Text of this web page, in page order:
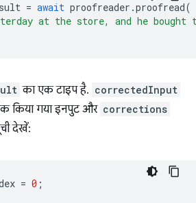
= await proofreader .proofread(
at the store, and he
का एक टाइप है. correctedInput
किया गया इनपुट और corrections
देखें:
= 0 ;